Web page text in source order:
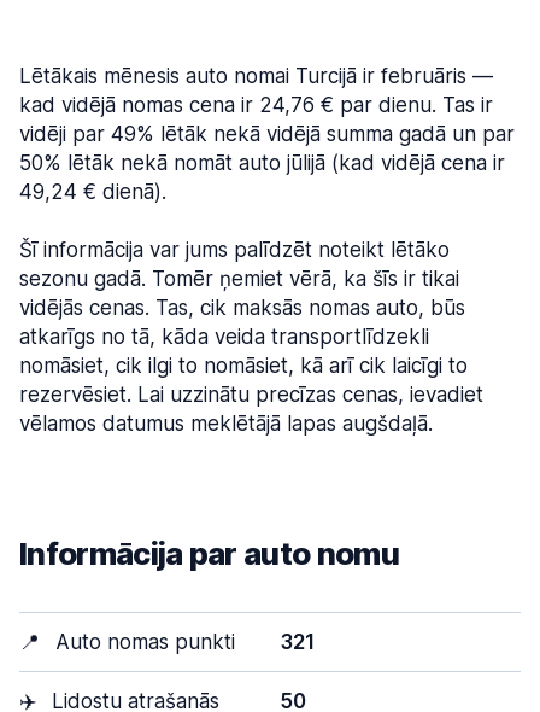
Lētākais mēnesis auto nomai Turcijā ir februāris —
kad vidējā nomas cena ir 24,76 € par dienu. Tas ir
vidēji par 49% lētāk nekā vidējā summa gadā un par
50% lētāk nekā nomāt auto jūlijā (kad vidējā cena ir
49,24 € dienā).
Šī informācija var jums palīdzēt noteikt lētāko
sezonu gadā. Tomēr ņemiet vērā, ka šīs ir tikai
vidējās cenas. Tas, cik maksās nomas auto, būs
atkarīgs no tā, kāda veida transportlīdzekli
nomāsiet, cik ilgi to nomāsiet, kā arī cik laicīgi to
rezervēsiet. Lai uzzinātu precīzas cenas, ievadiet
vēlamos datumus meklētājā lapas augšdaļā.
Informācija par auto nomu
📍 Auto nomas punkti 321
✈️
Lidostu atrašanās
50